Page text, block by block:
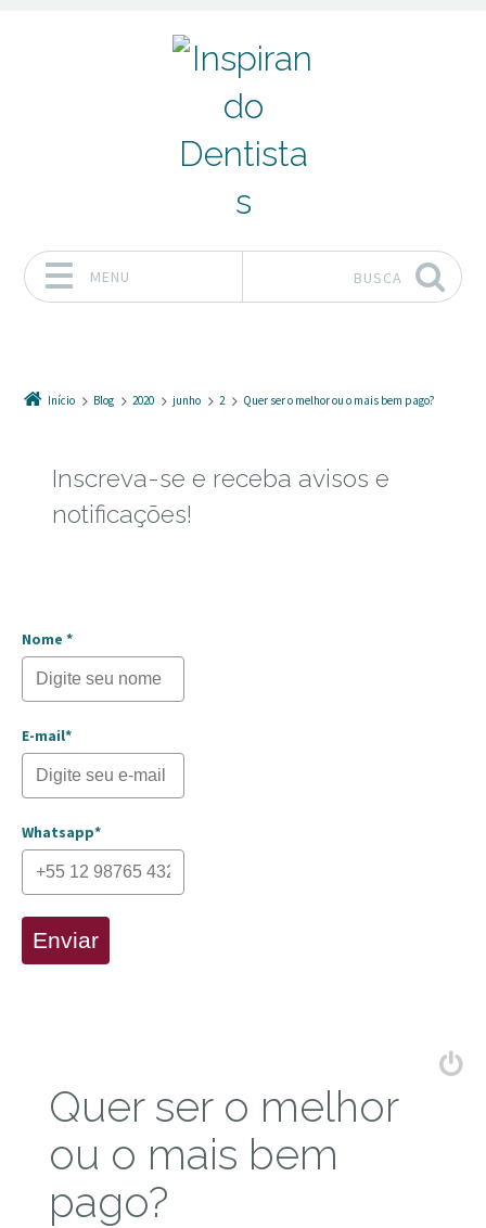
MENU BUSCA
Início Blog 2020 junho 2 Quer ser o melhor ou o mais bem pago?
Inscreva-se e receba avisos e
notificações!
Nome *
E-mail*
Whatsapp*
Enviar
Quer ser o melhor
ou o mais bem
pago?